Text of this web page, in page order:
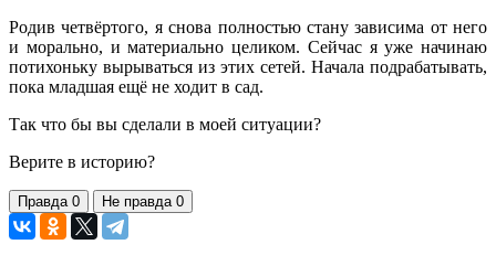
Родив четвёртого, я снова полностью стану зависима от него
и морально, и материально целиком. Сейчас я уже начинаю
потихоньку вырываться из этих сетей. Начала подрабатывать,
пока младшая ещё не ходит в сад.
Так что бы вы сделали в моей ситуации?
Верите в историю?
Правда 0 Не правда 0